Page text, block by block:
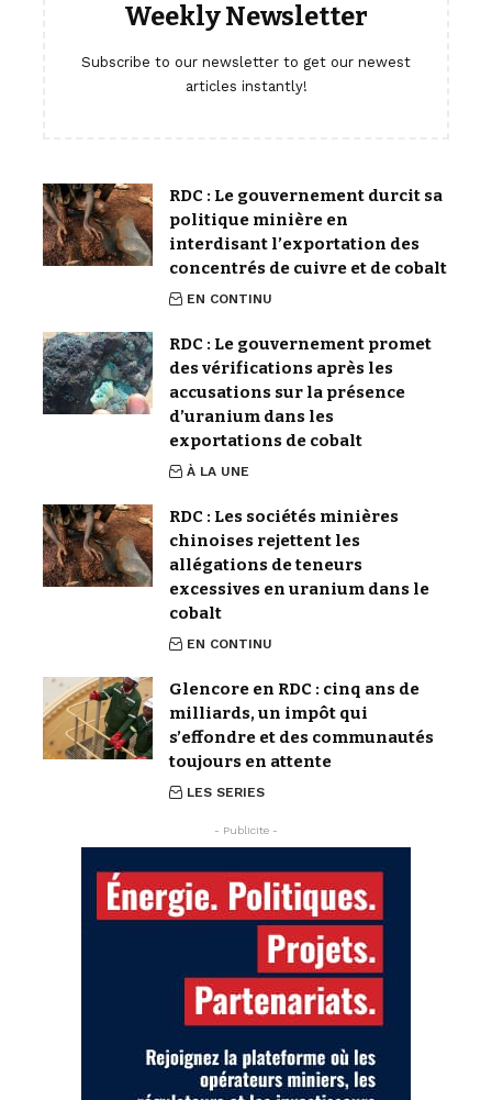
Weekly Newsletter
Subscribe to our newsletter to get our newest
articles instantly!
RDC : Le gouvernement durcit sa
politique minière en
interdisant l’exportation des
concentrés de cuivre et de cobalt
EN CONTINU
RDC : Le gouvernement promet
des vérifications après les
accusations sur la présence
d’uranium dans les
exportations de cobalt
À LA UNE
RDC : Les sociétés minières
chinoises rejettent les
allégations de teneurs
excessives en uranium dans le
cobalt
EN CONTINU
Glencore en RDC : cinq ans de
milliards, un impôt qui
s’effondre et des communautés
toujours en attente
LES SERIES
- Publicite -